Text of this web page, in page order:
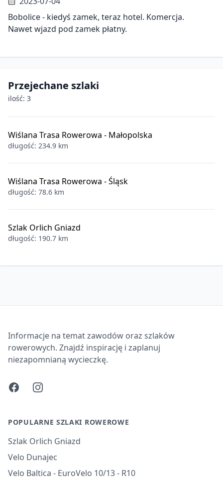
Bobolice - kiedyś zamek, teraz hotel. Komercja.
Nawet wjazd pod zamek płatny.
Przejechane szlaki
ilość: 3
Wiślana Trasa Rowerowa - Małopolska
długość: 234.9 km
Wiślana Trasa Rowerowa - Śląsk
długość: 78.6 km
Szlak Orlich Gniazd
długość: 190.7 km
Informacje na temat zawodów oraz szlaków
rowerowych. Znajdź inspirację i zaplanuj
niezapomnianą wycieczkę.
FacebookInstagram
POPULARNE SZLAKI ROWEROWE
Szlak Orlich Gniazd
Velo Dunajec
Velo Baltica - EuroVelo 10/13 - R10